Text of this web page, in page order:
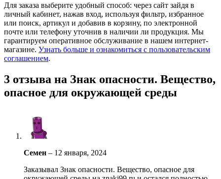
Для заказа выберите удобный способ: через сайт зайдя в
личный кабинет, нажав вход, используя фильтр, избранное
или поиск, артикул и добавив в корзину, по электронной
почте или телефону уточнив в наличии ли продукция. Мы
гарантируем оперативное обслуживание в нашем интернет-
магазине. Узнать больше и ознакомиться с пользовательским
соглашением.
3 отзыва на Знак опасности. Вещество,
опасное для окружающей среды
Семен – 12 января, 2024
Заказывал Знак опасности. Вещество, опасное для